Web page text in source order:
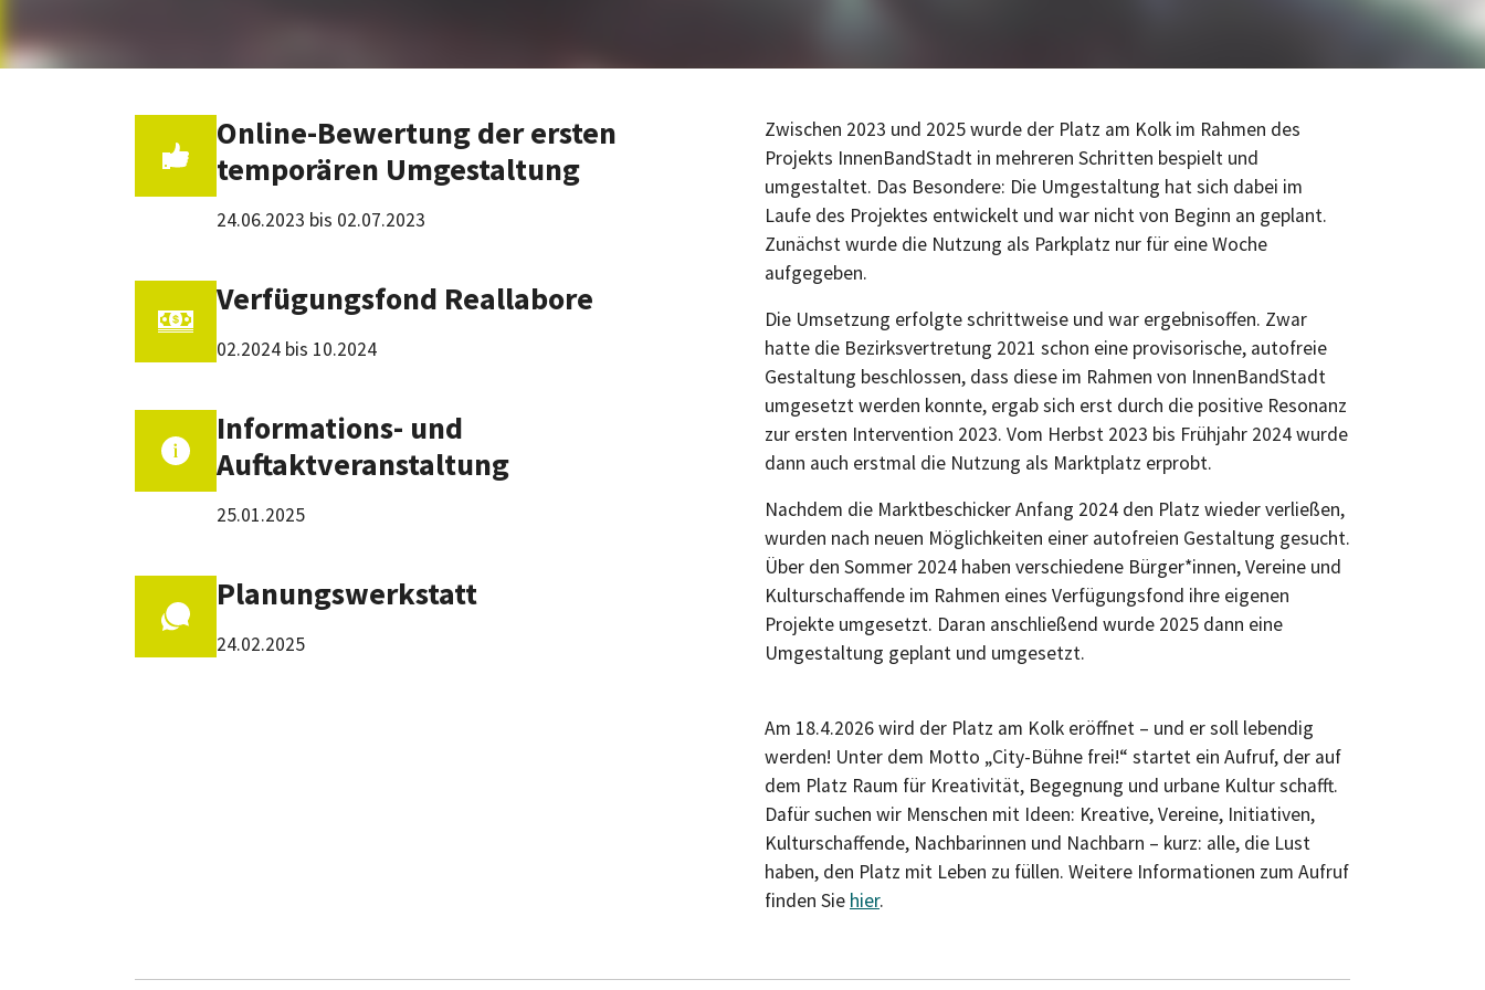
Online-Bewertung der ersten
temporären Umgestaltung
24.06.2023 bis 02.07.2023
Verfügungsfond Reallabore
02.2024 bis 10.2024
Informations- und
Auftaktveranstaltung
25.01.2025
Planungswerkstatt
24.02.2025
Zwischen 2023 und 2025 wurde der Platz am Kolk im Rahmen des
Projekts InnenBandStadt in mehreren Schritten bespielt und
umgestaltet. Das Besondere: Die Umgestaltung hat sich dabei im
Laufe des Projektes entwickelt und war nicht von Beginn an geplant.
Zunächst wurde die Nutzung als Parkplatz nur für eine Woche
aufgegeben.
Die Umsetzung erfolgte schrittweise und war ergebnisoffen. Zwar
hatte die Bezirksvertretung 2021 schon eine provisorische, autofreie
Gestaltung beschlossen, dass diese im Rahmen von InnenBandStadt
umgesetzt werden konnte, ergab sich erst durch die positive Resonanz
zur ersten Intervention 2023. Vom Herbst 2023 bis Frühjahr 2024 wurde
dann auch erstmal die Nutzung als Marktplatz erprobt.
Nachdem die Marktbeschicker Anfang 2024 den Platz wieder verließen,
wurden nach neuen Möglichkeiten einer autofreien Gestaltung gesucht.
Über den Sommer 2024 haben verschiedene Bürger*innen, Vereine und
Kulturschaffende im Rahmen eines Verfügungsfond ihre eigenen
Projekte umgesetzt. Daran anschließend wurde 2025 dann eine
Umgestaltung geplant und umgesetzt.
Am 18.4.2026 wird der Platz am Kolk eröffnet – und er soll lebendig
werden! Unter dem Motto „City-Bühne frei!“ startet ein Aufruf, der auf
dem Platz Raum für Kreativität, Begegnung und urbane Kultur schafft.
Dafür suchen wir Menschen mit Ideen: Kreative, Vereine, Initiativen,
Kulturschaffende, Nachbarinnen und Nachbarn – kurz: alle, die Lust
haben, den Platz mit Leben zu füllen. Weitere Informationen zum Aufruf
finden Sie hier.